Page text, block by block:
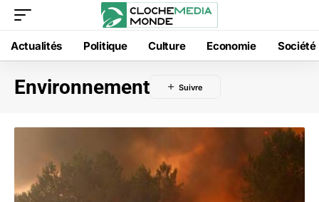
Actualités Politique Culture Economie Société
Environnement